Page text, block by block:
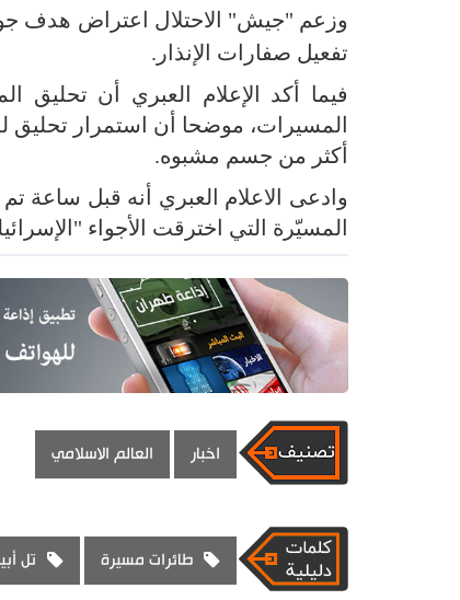
وزعم "جيش" الاحتلال اعتراض هدف
تفعيل صفارات الإنذار.
فيما أكد الإعلام العبري أن
المسيرات، موضحا أن استمرار
أكثر من جسم مشبوه.
وادعى الاعلام العبري أنه قبل ساعة
المسيّرة التي اخترقت الأجواء "الإسرائيلية"
اخبار العالم الاسلامي
طائرات مسيرة تل